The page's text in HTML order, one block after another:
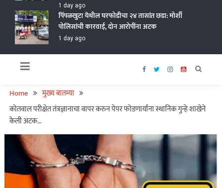
1 day ago
पिंपळखुटा येथील घरफोडीचा २४ तासांत छडा: मोर्शी
पोलिसांची कारवाई, दोन आरोपींना अटक
1 day ago
Home
मुख्य बातम्या
कोतवाल परीक्षेत तंत्रज्ञानाचा वापर करुन पेपर फोडणार्यांना स्थानिक गुन्हे शाखेने
केली अटक…